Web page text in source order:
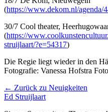
(https://www.dekom.nl/agenda/
30/7 Cool theater,
(https://
struijlaart/?e=54317)
Die Regie liegt wieder in den
Fotografie: Vanessa Hofstra
← Zurück zu Neuigkeiten
Ed Struijlaart